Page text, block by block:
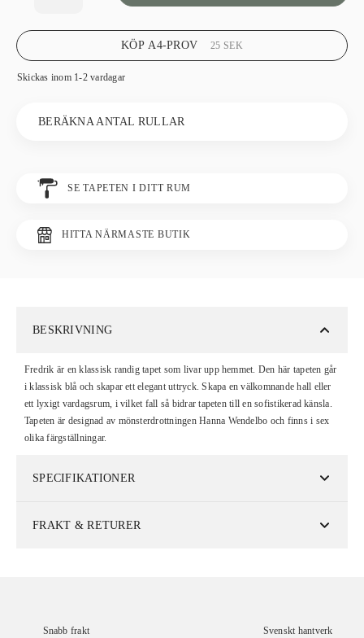
Skickas inom 1-2 vardagar
BERÄKNA ANTAL RULLAR
KÖP A4-PROV 25 SEK
SE TAPETEN I DITT RUM
HITTA NÄRMASTE BUTIK
BESKRIVNING
Fredrik är en klassisk randig tapet som livar upp hemmet. Den här tapeten går
i klassisk blå och skapar ett elegant uttryck. Skapa en välkomnande hall eller
ett lyxigt vardagsrum, i vilket fall så bidrar tapeten till en sofistikerad känsla.
Tapeten är designad av mönsterdrottningen Hanna Wendelbo och finns i sex
olika färgställningar.
SPECIFIKATIONER
FRAKT & RETURER
Snabb frakt
Svenskt hantverk